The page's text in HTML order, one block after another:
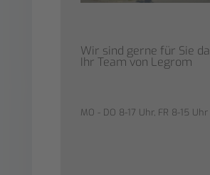
Wir sind gerne für Sie da
Ihr Team von Legrom
MO - DO 8-17 Uhr, FR 8-15 Uhr